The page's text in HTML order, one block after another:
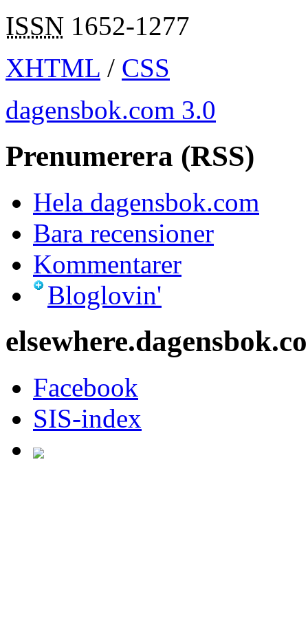
ISSN 1652-1277
XHTML / CSS
dagensbok.com 3.0
Prenumerera (RSS)
Hela dagensbok.com
Bara recensioner
Kommentarer
Bloglovin'
Facebook
SIS-index